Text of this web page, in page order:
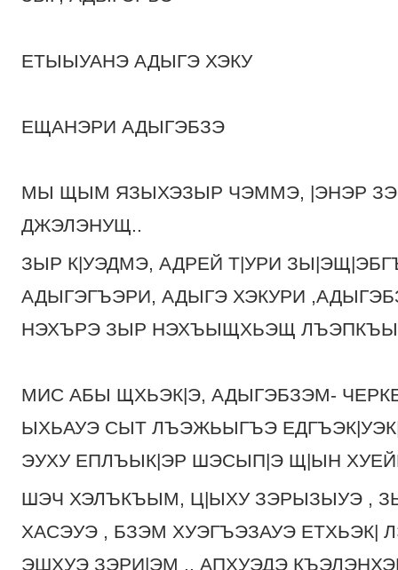
ЕТЫЫУАНЭ АДЫГЭ ХЭКУ
ЕЩАНЭРИ АДЫГЭБЗЭ
МЫ ЩЫМ ЯЗЫХЭЗЫР ЧЭММЭ, |ЭНЭР
ДЖЭЛЭНУЩ..
ЗЫР К|УЭДМЭ, АДРЕЙ Т|УРИ
АДЫГЭГЪЭРИ, АДЫГЭ ХЭКУРИ
НЭХЪРЭ ЗЫР НЭХЪЫЩХЬЭЩ
МИС АБЫ ЩХЬЭК|Э, АДЫГЭБЗЭМ-
ЫХЬАУЭ СЫТ ЛЪЭЖЬЫГЪЭ
ЭУХУ ЕПЛЪЫК|ЭР ШЭСЫП|Э Щ|ЫН
ШЭЧ ХЭЛЪКЪЫМ, Ц|ЫХУ ЗЭРЫЗЫУЭ ,
ХАСЭУЭ , БЗЭМ ХУЭГЪЭЗАУЭ
ЭШХУЭ ЗЭРИ|ЭМ .. АПХУЭДЭ